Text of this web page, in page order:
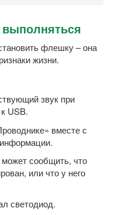
флешку – она
жизни.
звук при
USB.
вместе с
сообщить, что
или что у него
светодиод.